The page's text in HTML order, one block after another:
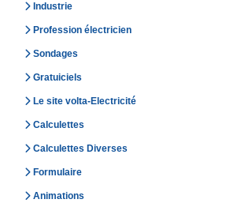
Industrie
Profession électricien
Sondages
Gratuiciels
Le site volta-Electricité
Calculettes
Calculettes Diverses
Formulaire
Animations